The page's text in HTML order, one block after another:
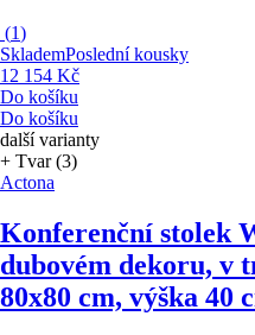
(1)
SklademPoslední kousky
12 154 Kč
Do košíku
Do košíku
další varianty
+ Tvar (3)
Actona
Konferenční stolek
dubovém dekoru, v
80x80 cm, výška 40